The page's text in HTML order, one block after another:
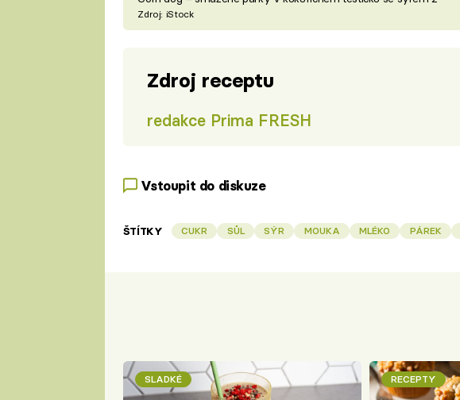
Zdroj: iStock
Zdroj receptu
redakce Prima FRESH
Vstoupit do diskuze
ŠTÍTKY CUKR SŮL SÝR MOUKA MLÉKO PÁREK
SLADKÉ RECEPTY